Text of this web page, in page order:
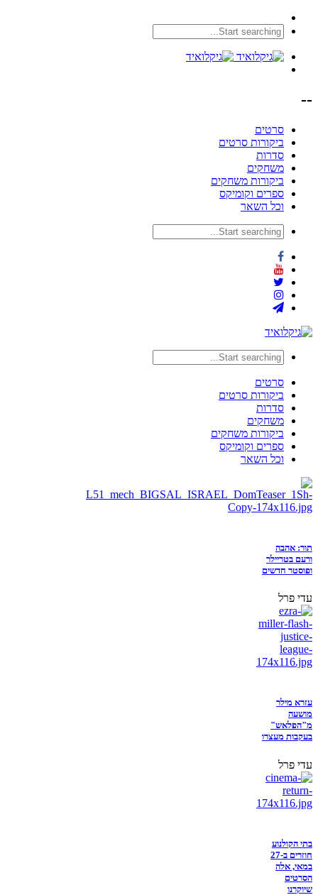
--
סרטים
ביקורות סרטים
סדרות
משחקים
ביקורות משחקים
ספרים וקומיקס
וכל השאר
סרטים
ביקורות סרטים
סדרות
משחקים
ביקורות משחקים
ספרים וקומיקס
וכל השאר
תור: אהבה
ורעם בטריילר
ופוסטר חדשים
עדי פרל
עזרא מילר
מושעה
מ"הפלאש"
בעקבות מעצרו
עדי פרל
בתי הקולנוע
חוזרים ב-27
במאי, אלה
הסרטים
שיוקרנו